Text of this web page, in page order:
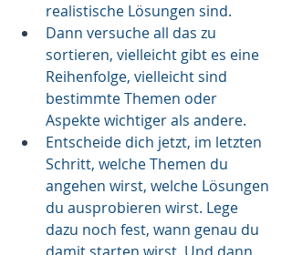
realistische Lösungen sind.
Dann versuche all das zu
sortieren, vielleicht gibt es eine
Reihenfolge, vielleicht sind
bestimmte Themen oder
Aspekte wichtiger als andere.
Entscheide dich jetzt, im letzten
Schritt, welche Themen du
angehen wirst, welche Lösungen
du ausprobieren wirst. Lege
dazu noch fest, wann genau du